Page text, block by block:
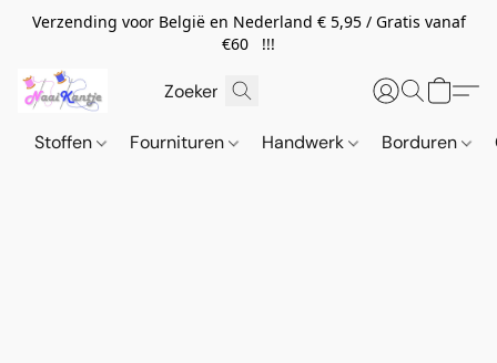
Verzending voor België en Nederland € 5,95 / Gratis vanaf
€60 !!!
Stoffen Fournituren Handwerk Borduren